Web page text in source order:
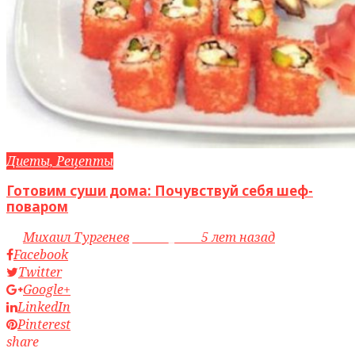
Диеты, Рецепты
Готовим суши дома: Почувствуй себя шеф-
поваром
byМихаил Тургенев
5 лет назад
Facebook
Twitter
Google+
LinkedIn
Pinterest
share